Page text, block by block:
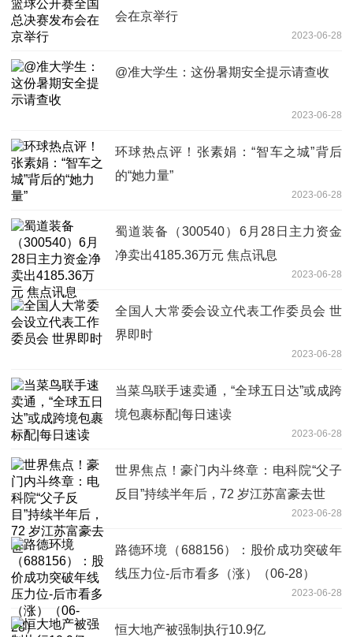
会在京举行
2023-06-28
@准大学生：这份暑期安全提示请查收
2023-06-28
环球热点评！张素娟：“智车之城”背后
的“她力量”
2023-06-28
蜀道装备（300540）6月28日主力资金
净卖出4185.36万元 焦点讯息
2023-06-28
全国人大常委会设立代表工作委员会 世
界即时
2023-06-28
当菜鸟联手速卖通，“全球五日达”或成跨
境包裹标配|每日速读
2023-06-28
世界焦点！豪门内斗终章：电科院“父子
反目”持续半年后，72 岁江苏富豪去世
2023-06-28
路德环境（688156）：股价成功突破年
线压力位-后市看多（涨）（06-28）
2023-06-28
恒大地产被强制执行10.9亿